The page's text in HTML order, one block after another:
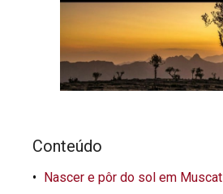
Conteúdo
Nascer e pôr do sol em Muscat